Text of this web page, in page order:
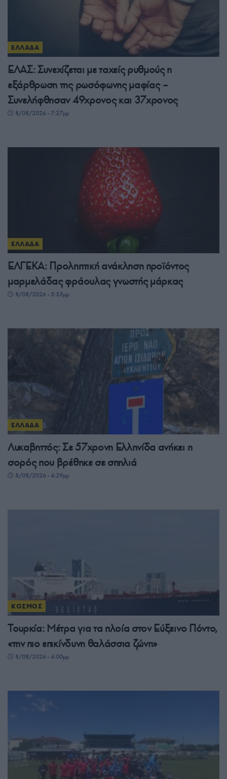
ΕΛΛΑΔΑ
ΕΛΑΣ: Συνεχίζεται με ταχείς ρυθμούς η
εξάρθρωση της ρωσόφωνης μαφίας –
Συνελήφθησαν 49χρονος και 37χρονος
8/08/2026 - 7:27μμ
ΕΛΛΑΔΑ
ΕΛΓΕΚΑ: Προληπτική ανάκληση προϊόντος
μαρμελάδας φράουλας γνωστής μάρκας
8/08/2026 - 5:55μμ
ΕΛΛΑΔΑ
Λυκαβηττός: Σε 57χρονη Ελληνίδα ανήκει η
σορός που βρέθηκε σε σπηλιά
8/08/2026 - 4:29μμ
ΚΟΣΜΟΣ
Τουρκία: Μέτρα για τα πλοία στον Εύξεινο Πόντο,
«την πιο επικίνδυνη θαλάσσια ζώνη»
8/08/2026 - 4:00μμ